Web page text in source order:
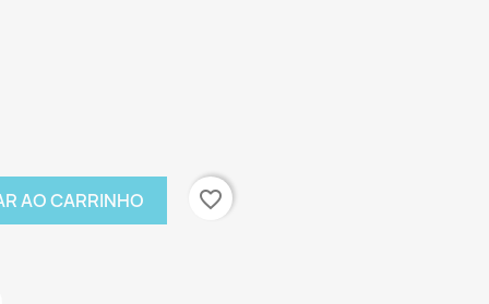
AO CARRINHO favorite_border